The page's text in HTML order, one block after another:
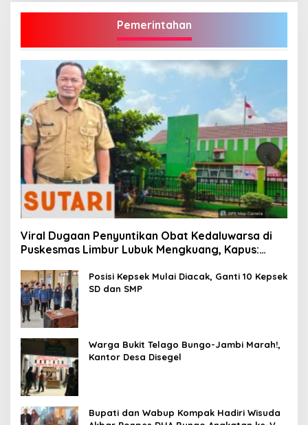
Pemerintahan
Viral Dugaan Penyuntikan Obat Kedaluwarsa di
Puskesmas Limbur Lubuk Mengkuang, Kapus:
Posisi Kepsek Mulai Diacak, Ganti 10 Kepsek
SD dan SMP
Warga Bukit Telago Bungo-Jambi Marah!,
Kantor Desa Disegel
Bupati dan Wabup Kompak Hadiri Wisuda